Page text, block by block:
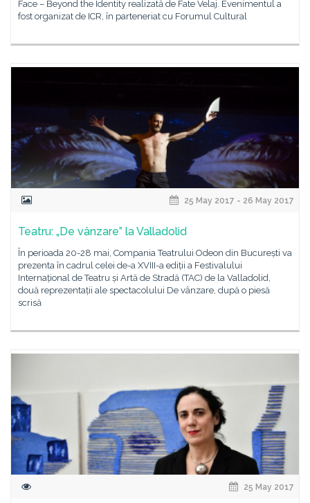
Face – Beyond the Identity realizată de Fate Velaj. Evenimentul a
fost organizat de ICR, în parteneriat cu Forumul Cultural
25 May 2017 - 26 May 2017
Teatru: „De vânzare” la Valladolid
În perioada 20-28 mai, Compania Teatrului Odeon din București va
prezenta în cadrul celei de-a XVIII-a ediții a Festivalului
Internațional de Teatru și Artă de Stradă (TAC) de la Valladolid,
două reprezentații ale spectacolului De vânzare, după o piesă
scrisă
25 May 2017